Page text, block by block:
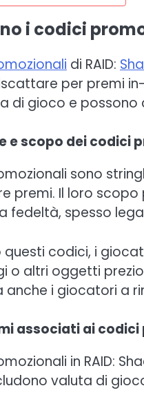
i codici
di RAID:
per premi
di gioco e
e scopo dei codici
sono
premi. Il loro
fedeltà, spesso
questi codici, i
o altri oggetti
anche i giocatori a
associati ai
in RAID:
valuta di